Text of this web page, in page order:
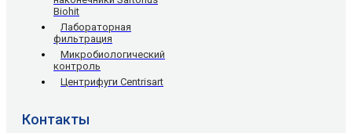
Biohit
Лабораторная
фильтрация
Микробиологический
контроль
Центрифуги Centrisart
Контакты